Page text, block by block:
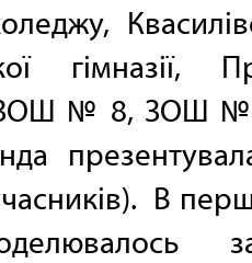
гімназії,
ЗОШ № 8,
В